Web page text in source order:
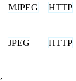
MJPEG HTTP
JPEG HTTP
,